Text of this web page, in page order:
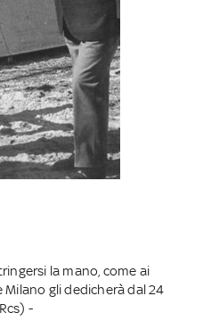
la mano, come ai
gli dedicherà dal 24
-